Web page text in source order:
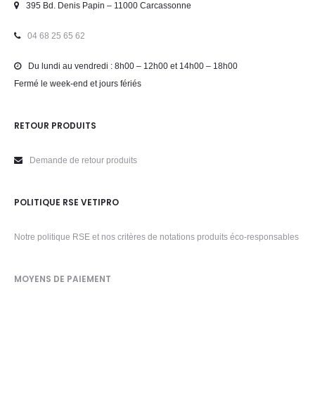
395 Bd. Denis Papin – 11000 Carcassonne
04 68 25 65 62
Du lundi au vendredi : 8h00 – 12h00 et 14h00 – 18h00
Fermé le week-end et jours fériés
RETOUR PRODUITS
Demande de retour produits
POLITIQUE RSE VETIPRO
Notre politique RSE et nos critères de notations produits éco-responsables
MOYENS DE PAIEMENT